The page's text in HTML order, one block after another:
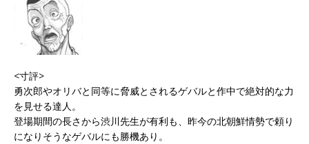
<寸評>
勇次郎やオリバと同等に脅威とされるゲバルと作中で絶対的な力
を見せる達人。
登場期間の長さから渋川先生が有利も、昨今の北朝鮮情勢で頼り
になりそうなゲバルにも勝機あり。